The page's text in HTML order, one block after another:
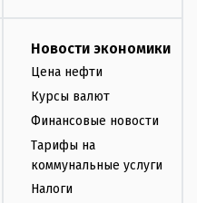
Новости экономики
Цена нефти
Курсы валют
Финансовые новости
Тарифы на
коммунальные услуги
Налоги